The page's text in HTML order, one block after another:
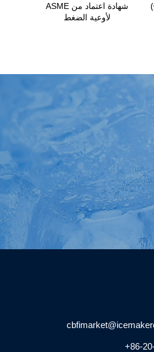
شهادة اعتماد من ASME
لأوعية الضغط
+86-